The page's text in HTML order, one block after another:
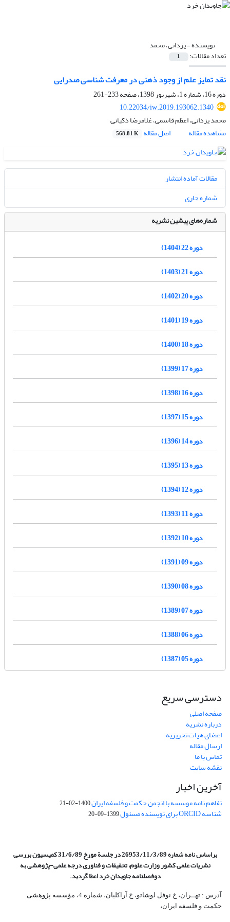
نویسنده =یزدانی، محمد
تعداد مقالات: 1
نقد تمایز علم از وجود ذهنی در معرفت شناسی صدرایی
دوره 16، شماره 1، شهریور 1398، صفحه
233-261
10.22034/iw.2019.193062.1340
محمد یزدانی، اعظم قاسمی، غلامرضا ذکیانی
مشاهده مقاله
اصل مقاله 568.81 K
مقالات آماده انتشار
شماره جاری
شماره‌های پیشین نشریه
دوره 22 (1404)
دوره 21 (1403)
دوره 20 (1402)
دوره 19 (1401)
دوره 18 (1400)
دوره 17 (1399)
دوره 16 (1398)
دوره 15 (1397)
دوره 14 (1396)
دوره 13 (1395)
دوره 12 (1394)
دوره 11 (1393)
دوره 10 (1392)
دوره 09 (1391)
دوره 08 (1390)
دوره 07 (1389)
دوره 06 (1388)
دوره 05 (1387)
دسترسی سریع
صفحه اصلی
درباره نشریه
اعضای هیات تحریریه
ارسال مقاله
تماس با ما
نقشه سایت
آخرین اخبار
تفاهم نامه موسسه با انجمن حکمت و فلسفه ایران1400-02-21
شناسه ORCID برای نویسنده مسئول 1399-09-20
براساس نامه شماره 26953/11/3/89 در جلسة مورخ 31/6/89 کمیسیون
بررسی
نشریات علمی کشور وزارت علوم، تحقیقات و فناوری درجه علمی‌-پژوهشیبه
دوفصلنامه جاویدان خرد اعطا گردید.
آدرس : تهــران، خ نوفل لوشاتو، خ آراکلیان، شماره 4،‌ مؤسسه پژوهشی
حکمت و فلسفه ایران،‌